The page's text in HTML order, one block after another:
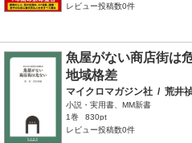
レビュー投稿数0件
魚屋がない商店街は
地域格差
マイクロマガジン社 / 荒井
小説・実用書、MM新書
1巻
830pt
レビュー投稿数0件